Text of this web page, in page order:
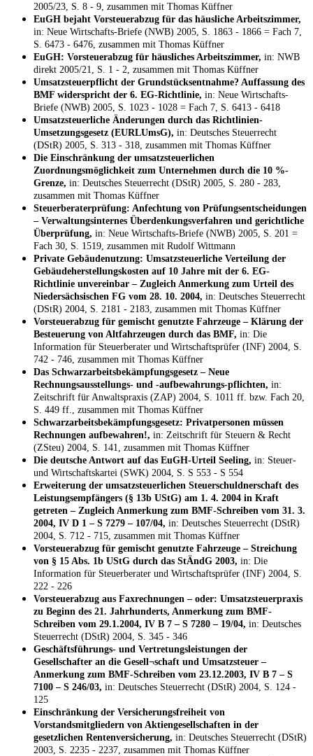
2005/23, S. 8 - 9, zusammen mit Thomas Küffner
EuGH bejaht Vorsteuerabzug für das häusliche Arbeitszimmer,
in: Neue Wirtschafts-Briefe (NWB) 2005, S. 1863 - 1866 = Fach 7,
S. 6473 - 6476, zusammen mit Thomas Küffner
EuGH: Vorsteuerabzug für häusliches Arbeitszimmer, in: NWB
direkt 2005/21, S. 1 - 2, zusammen mit Thomas Küffner
Umsatzsteuerpflicht der Grundstücksentnahme? Auffassung des
BMF widerspricht der 6. EG-Richtlinie, in: Neue Wirtschafts-
Briefe (NWB) 2005, S. 1023 - 1028 = Fach 7, S. 6413 - 6418
Umsatzsteuerliche Änderungen durch das Richtlinien-
Umsetzungsgesetz (EURLUmsG), in: Deutsches Steuerrecht
(DStR) 2005, S. 313 - 318, zusammen mit Thomas Küffner
Die Einschränkung der umsatzsteuerlichen
Zuordnungsmöglichkeit zum Unternehmen durch die 10 %-
Grenze, in: Deutsches Steuerrecht (DStR) 2005, S. 280 - 283,
zusammen mit Thomas Küffner
Steuerberaterprüfung: Anfechtung von Prüfungsentscheidungen
– Verwaltungsinternes Überdenkungsverfahren und gerichtliche
Überprüfung, in: Neue Wirtschafts-Briefe (NWB) 2005, S. 201 =
Fach 30, S. 1519, zusammen mit Rudolf Wittmann
Private Gebäudenutzung: Umsatzsteuerliche Verteilung der
Gebäudeherstellungskosten auf 10 Jahre mit der 6. EG-
Richtlinie unvereinbar – Zugleich Anmerkung zum Urteil des
Niedersächsischen FG vom 28. 10. 2004, in: Deutsches Steuerrecht
(DStR) 2004, S. 2181 - 2183, zusammen mit Thomas Küffner
Vorsteuerabzug für gemischt genutzte Fahrzeuge – Klärung der
Besteuerung von Altfahrzeugen durch das BMF, in: Die
Information für Steuerberater und Wirtschaftsprüfer (INF) 2004, S.
742 - 746, zusammen mit Thomas Küffner
Das Schwarzarbeitsbekämpfungsgesetz – Neue
Rechnungsausstellungs- und -aufbewahrungs-pflichten, in:
Zeitschrift für Anwaltspraxis (ZAP) 2004, S. 1011 ff. bzw. Fach 20,
S. 449 ff., zusammen mit Thomas Küffner
Schwarzarbeitsbekämpfungsgesetz: Privatpersonen müssen
Rechnungen aufbewahren!, in: Zeitschrift für Steuern & Recht
(ZSteu) 2004, S. 141, zusammen mit Thomas Küffner
Die deutsche Antwort auf das EuGH-Urteil Seeling, in: Steuer-
und Wirtschaftskartei (SWK) 2004, S. S 553 - S 554
Erweiterung der umsatzsteuerlichen Steuerschuldnerschaft des
Leistungsempfängers (§ 13b UStG) am 1. 4. 2004 in Kraft
getreten – Zugleich Anmerkung zum BMF-Schreiben vom 31. 3.
2004, IV D 1 – S 7279 – 107/04, in: Deutsches Steuerrecht (DStR)
2004, S. 712 - 715, zusammen mit Thomas Küffner
Vorsteuerabzug für gemischt genutzte Fahrzeuge – Streichung
von § 15 Abs. 1b UStG durch das StÄndG 2003, in: Die
Information für Steuerberater und Wirtschaftsprüfer (INF) 2004, S.
222 - 226
Vorsteuerabzug aus Faxrechnungen – oder: Umsatzsteuerpraxis
zu Beginn des 21. Jahrhunderts, Anmerkung zum BMF-
Schreiben vom 29.1.2004, IV B 7 – S 7280 – 19/04, in: Deutsches
Steuerrecht (DStR) 2004, S. 345 - 346
Geschäftsführungs- und Vertretungsleistungen der
Gesellschafter an die Gesell¬schaft und Umsatzsteuer –
Anmerkung zum BMF-Schreiben vom 23.12.2003, IV B 7 – S
7100 – S 246/03, in: Deutsches Steuerrecht (DStR) 2004, S. 124 -
125
Einschränkung der Versicherungsfreiheit von
Vorstandsmitgliedern von Aktiengesellschaften in der
gesetzlichen Rentenversicherung, in: Deutsches Steuerrecht (DStR)
2003, S. 2235 - 2237, zusammen mit Thomas Küffner